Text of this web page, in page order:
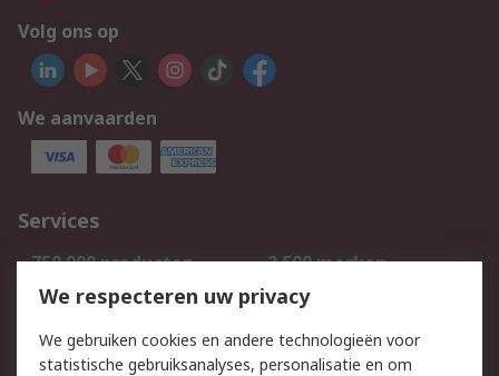
Volg ons op
We aanvaarden
Services
750.000 producten
2.500 merken
Bestellen
Inkoopoplossingen
Track & Trace
We respecteren uw privacy
We gebruiken cookies en andere technologieën voor
statistische gebruiksanalyses, personalisatie en om